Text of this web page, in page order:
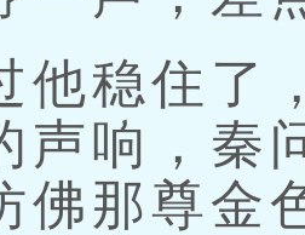
稳住了，
声响，秦
佛那尊金